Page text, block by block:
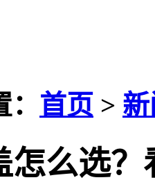
首页 >
怎么选